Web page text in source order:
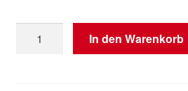
Citroën
In den Warenkorb